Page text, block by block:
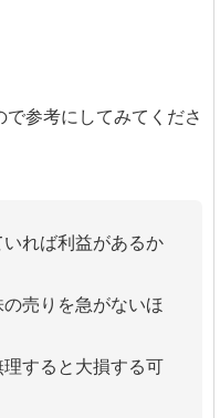
参考にしてみてくださ
れば利益があるか
売りを急がないほ
すると大損する可